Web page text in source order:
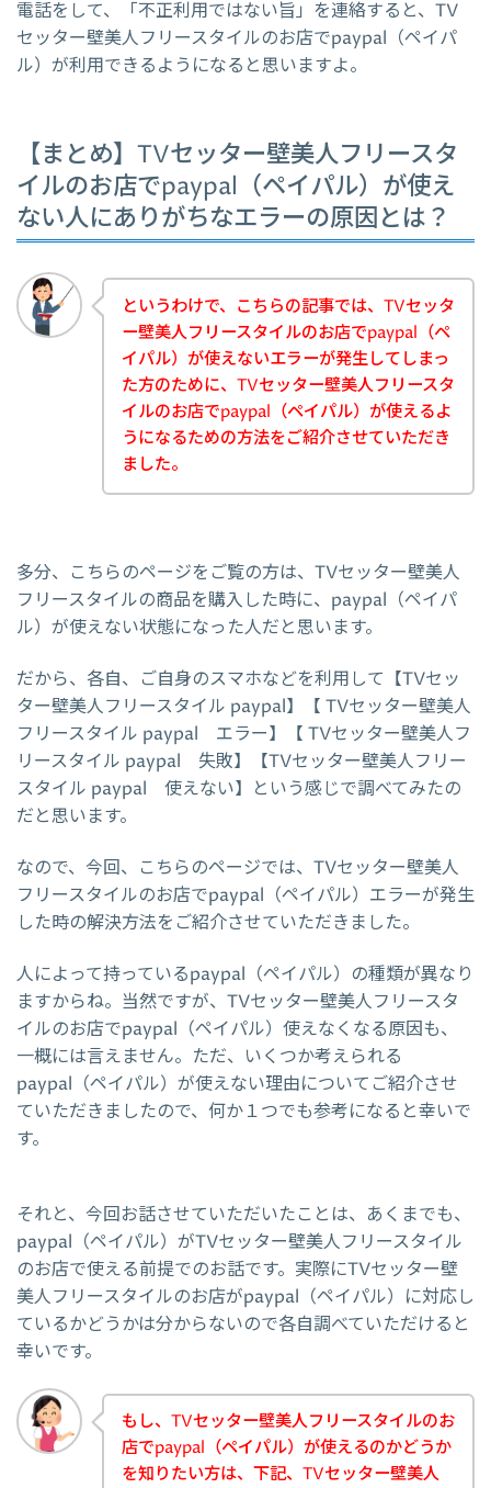
電話をして、「不正利用ではない旨」を連絡すると、TV
セッター壁美人フリースタイルのお店でpaypal（ペイパ
ル）が利用できるようになると思いますよ。
【まとめ】TVセッター壁美人フリースタ
イルのお店でpaypal（ペイパル）が使え
ない人にありがちなエラーの原因とは？
というわけで、こちらの記事では、TVセッタ
ー壁美人フリースタイルのお店でpaypal（ペ
イパル）が使えないエラーが発生してしまっ
た方のために、TVセッター壁美人フリースタ
イルのお店でpaypal（ペイパル）が使えるよ
うになるための方法をご紹介させていただき
ました。
多分、こちらのページをご覧の方は、TVセッター壁美人
フリースタイルの商品を購入した時に、paypal（ペイパ
ル）が使えない状態になった人だと思います。
だから、各自、ご自身のスマホなどを利用して【TVセッ
ター壁美人フリースタイル paypal】【 TVセッター壁美人
フリースタイル paypal エラー】【 TVセッター壁美人フ
リースタイル paypal 失敗】【TVセッター壁美人フリー
スタイル paypal 使えない】という感じで調べてみたの
だと思います。
なので、今回、こちらのページでは、TVセッター壁美人
フリースタイルのお店でpaypal（ペイパル）エラーが発生
した時の解決方法をご紹介させていただきました。
人によって持っているpaypal（ペイパル）の種類が異なり
ますからね。当然ですが、TVセッター壁美人フリースタ
イルのお店でpaypal（ペイパル）使えなくなる原因も、
一概には言えません。ただ、いくつか考えられる
paypal（ペイパル）が使えない理由についてご紹介させ
ていただきましたので、何か１つでも参考になると幸いで
す。
それと、今回お話させていただいたことは、あくまでも、
paypal（ペイパル）がTVセッター壁美人フリースタイル
のお店で使える前提でのお話です。実際にTVセッター壁
美人フリースタイルのお店がpaypal（ペイパル）に対応し
ているかどうかは分からないので各自調べていただけると
幸いです。
もし、TVセッター壁美人フリースタイルのお
店でpaypal（ペイパル）が使えるのかどうか
を知りたい方は、下記、TVセッター壁美人